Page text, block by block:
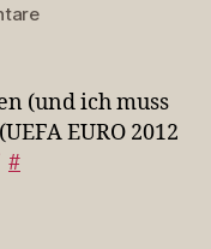
zu
jetzt
was
machen…
(und ich muss
(UEFA EURO 2012
#